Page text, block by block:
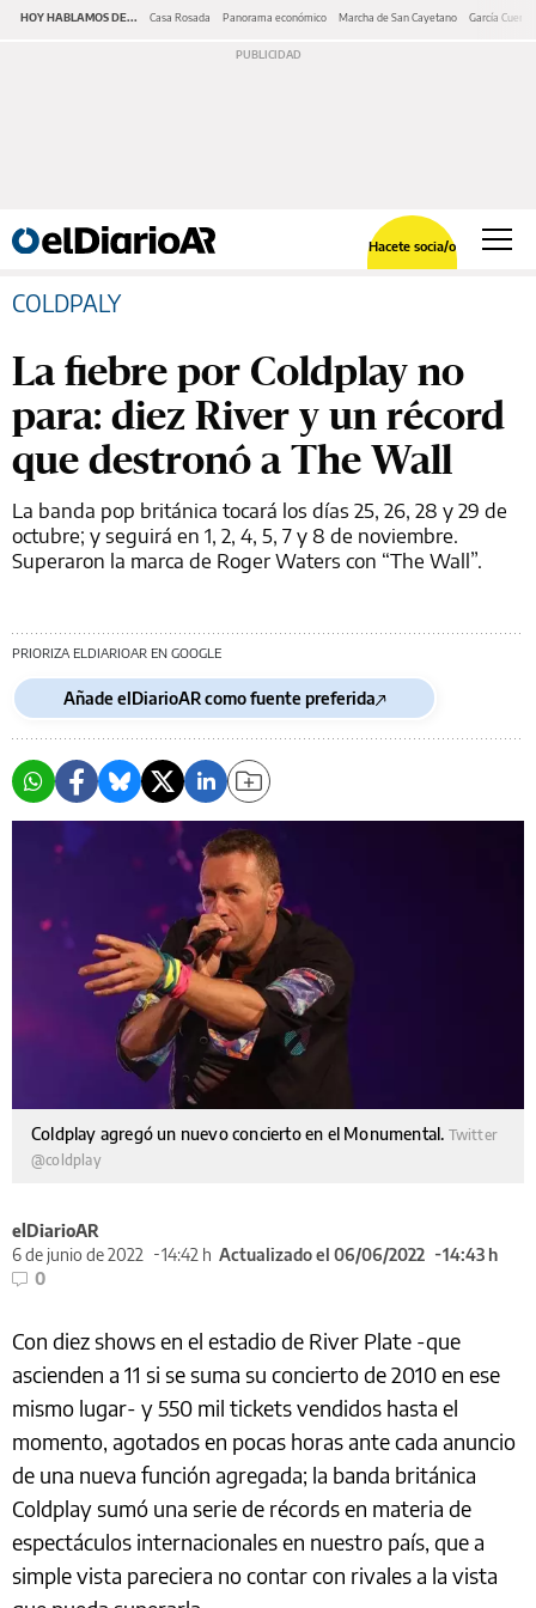
HOY HABLAMOS DE... Casa Rosada Panorama económico Marcha de San Cayetano García Cuerva
Hacete socia/o
COLDPALY
La fiebre por Coldplay no
para: diez River y un récord
que destronó a The Wall
La banda pop británica tocará los días 25, 26, 28 y 29 de
octubre; y seguirá en 1, 2, 4, 5, 7 y 8 de noviembre.
Superaron la marca de Roger Waters con “The Wall”.
PRIORIZA ELDIARIOAR EN GOOGLE
Añade elDiarioAR como fuente preferida
Coldplay agregó un nuevo concierto en el Monumental. Twitter
@coldplay
elDiarioAR
6 de junio de 2022
14:42 h Actualizado el 06/06/2022
14:43 h
0
Con diez shows en el estadio de River Plate -que
ascienden a 11 si se suma su concierto de 2010 en ese
mismo lugar- y 550 mil tickets vendidos hasta el
momento, agotados en pocas horas ante cada anuncio
de una nueva función agregada; la banda británica
Coldplay sumó una serie de récords en materia de
espectáculos internacionales en nuestro país, que a
simple vista pareciera no contar con rivales a la vista